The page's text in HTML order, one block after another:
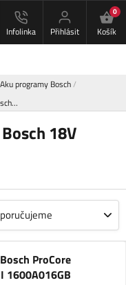
Infolinka Přihlásit
0
Košík
Aku programy Bosch
18V
ProCore
1600A016GB